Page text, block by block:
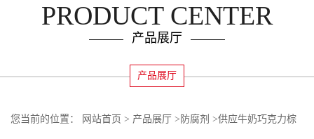
PRODUCT CENTER
产品展厅
产品展厅
您当前的位置： 网站首页 > 产品展厅 > 防腐剂 >供应牛奶巧克力棕